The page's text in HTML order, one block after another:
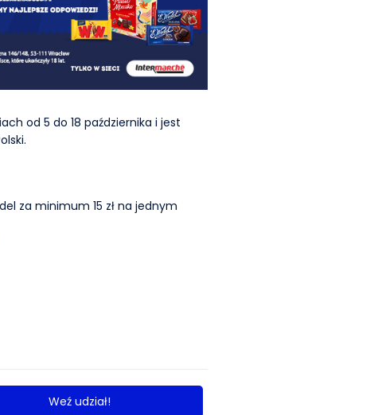
od 5 do 18 października i jest
za minimum 15 zł na jednym
Weź udział!